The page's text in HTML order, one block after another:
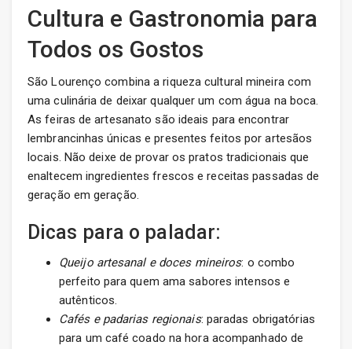
Cultura e Gastronomia para
Todos os Gostos
São Lourenço combina a riqueza cultural mineira com
uma culinária de deixar qualquer um com água na boca.
As feiras de artesanato são ideais para encontrar
lembrancinhas únicas e presentes feitos por artesãos
locais. Não deixe de provar os pratos tradicionais que
enaltecem ingredientes frescos e receitas passadas de
geração em geração.
Dicas para o paladar:
Queijo artesanal e doces mineiros: o combo
perfeito para quem ama sabores intensos e
autênticos.
Cafés e padarias regionais: paradas obrigatórias
para um café coado na hora acompanhado de